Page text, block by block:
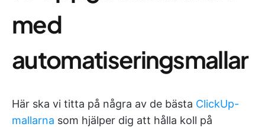
med
automatiseringsmallar
Här ska vi titta på några av de bästa ClickUp-
mallarna som hjälper dig att hålla koll på